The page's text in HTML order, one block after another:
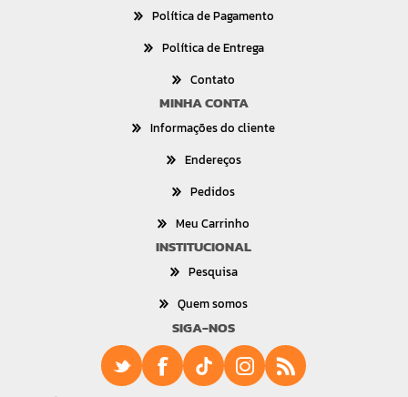
Política de Pagamento
Política de Entrega
Contato
MINHA CONTA
Informações do cliente
Endereços
Pedidos
Meu Carrinho
INSTITUCIONAL
Pesquisa
Quem somos
SIGA-NOS